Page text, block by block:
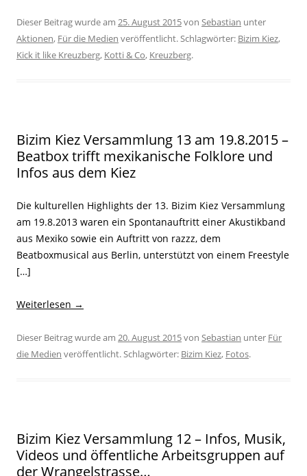
Dieser Beitrag wurde am 25. August 2015von Sebastian unter
Aktionen, Für die Medien veröffentlicht. Schlagwörter: Bizim Kiez,
Kick it like Kreuzberg, Kotti & Co, Kreuzberg.
Bizim Kiez Versammlung 13 am 19.8.2015 –
Beatbox trifft mexikanische Folklore und
Infos aus dem Kiez
Die kulturellen Highlights der 13. Bizim Kiez Versammlung
am 19.8.2013 waren ein Spontanauftritt einer Akustikband
aus Mexiko sowie ein Auftritt von razzz, dem
Beatboxmusical aus Berlin, unterstützt von einem Freestyle
[…]
Weiterlesen →
Dieser Beitrag wurde am 20. August 2015von Sebastian unter Für
die Medien veröffentlicht. Schlagwörter: Bizim Kiez, Fotos.
Bizim Kiez Versammlung 12 – Infos, Musik,
Videos und öffentliche Arbeitsgruppen auf
der Wrangelstrasse…